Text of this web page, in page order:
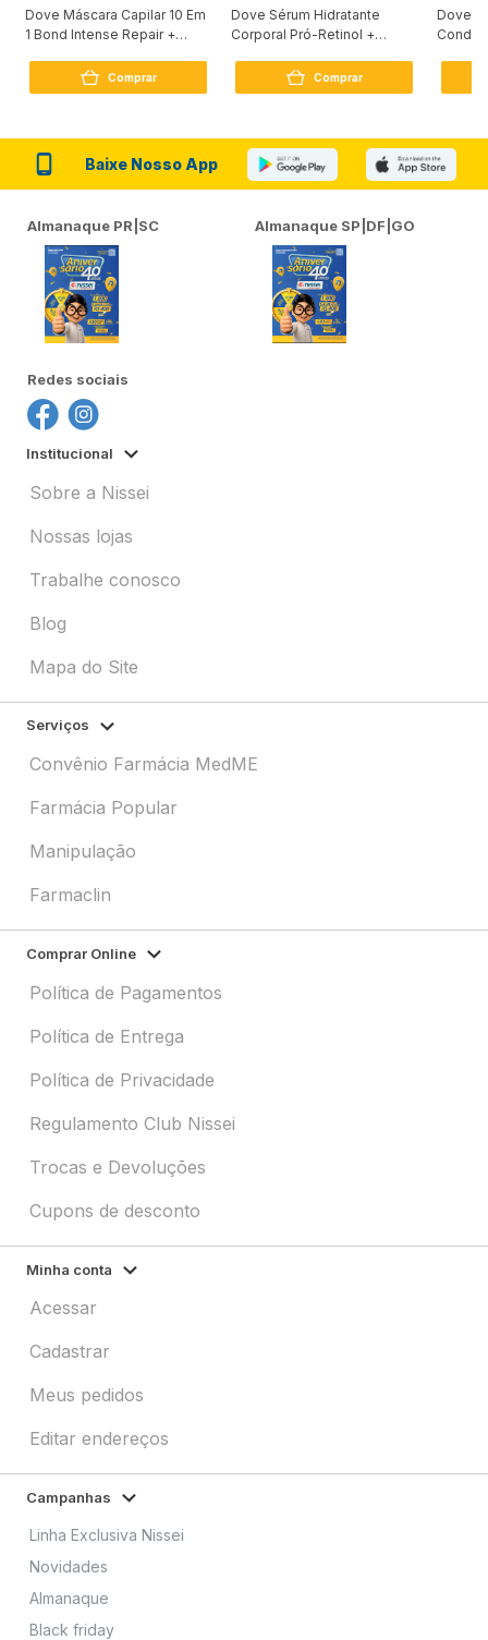
Dove Máscara Capilar 10 Em
1 Bond Intense Repair +
Comprar
Dove Sérum Hidratante
Corporal Pró-Retinol +
Comprar
Dove
Baixe Nosso App
Almanaque PR|SC Almanaque SP|DF|GO
Redes sociais
Institucional
Sobre a Nissei
Nossas lojas
Trabalhe conosco
Blog
Mapa do Site
Serviços
Convênio Farmácia MedME
Farmácia Popular
Manipulação
Farmaclin
Comprar Online
Política de Pagamentos
Política de Entrega
Política de Privacidade
Regulamento Club Nissei
Trocas e Devoluções
Cupons de desconto
Minha conta
Acessar
Cadastrar
Meus pedidos
Editar endereços
Campanhas
Linha Exclusiva Nissei
Novidades
Almanaque
Black friday